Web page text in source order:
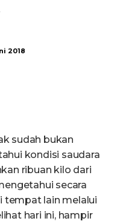
2018
sudah bukan
kondisi saudara
ribuan kilo dari
secara
tempat lain melalui
hari ini, hampir